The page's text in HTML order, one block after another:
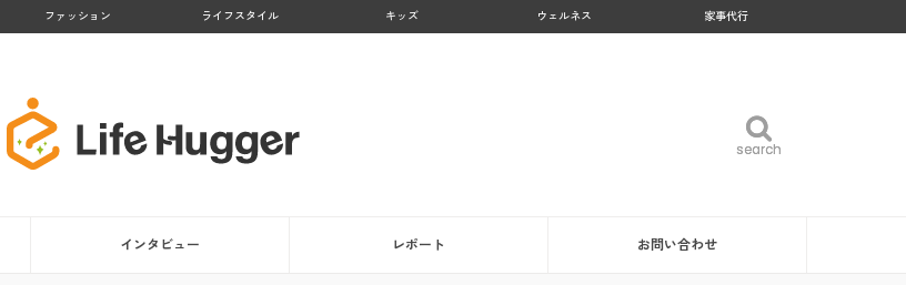
ファッション ライフスタイル キッズ ウェルネス 家事代行
search
search
インタビュー レポート お問い合わせ